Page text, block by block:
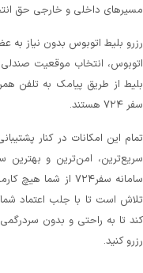
مسیرهای داخلی و خارجی حق
رزرو بلیط اتوبوس بدون نیاز
اتوبوس، انتخاب موقعیت
بلیط از طریق پیامک به تلفن
سفر ۷۲۴ هستند.
سریع‌ترین، امن‌ترین و
سامانه سفر۷۲۴ از
تلاش است تا با جلب اعتماد شما
کند تا به راحتی و بدون سردرگمی
رزرو کنید.